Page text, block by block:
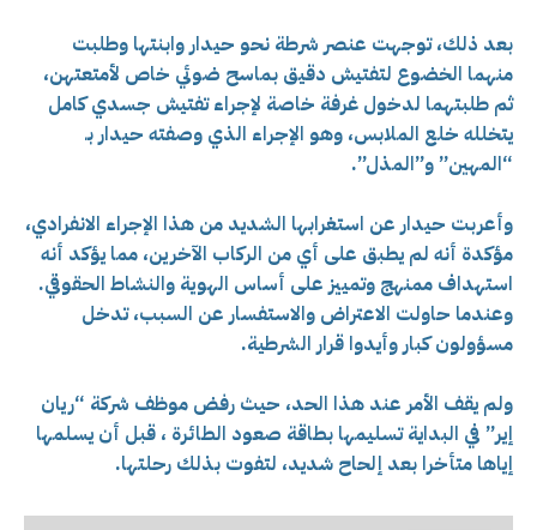
بعد ذلك، توجهت عنصر شرطة نحو حيدار وابنتها وطلبت
منهما الخضوع لتفتيش دقيق بماسح ضوئي خاص لأمتعتهن،
ثم طلبتهما لدخول غرفة خاصة لإجراء تفتيش جسدي كامل
يتخلله خلع الملابس، وهو الإجراء الذي وصفته حيدار بـ
“المهين” و”المذل”.
وأعربت حيدار عن استغرابها الشديد من هذا الإجراء الانفرادي،
مؤكدة أنه لم يطبق على أي من الركاب الآخرين، مما يؤكد أنه
استهداف ممنهج وتمييز على أساس الهوية والنشاط الحقوقي.
وعندما حاولت الاعتراض والاستفسار عن السبب، تدخل
مسؤولون كبار وأيدوا قرار الشرطية.
ولم يقف الأمر عند هذا الحد، حيث رفض موظف شركة “ريان
إير” في البداية تسليمها بطاقة صعود الطائرة ، قبل أن يسلمها
إياها متأخرا بعد إلحاح شديد، لتفوت بذلك رحلتها.